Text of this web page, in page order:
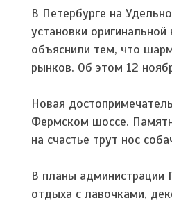
В Петербурге на
установки
объяснили тем, что
рынков. Об этом 12
Новая
Фермском шоссе.
на счастье трут нос
В планы администрации
отдыха с лавочками,